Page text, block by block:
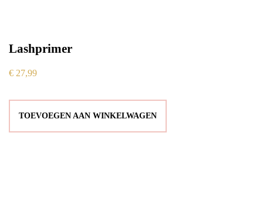
Lashprimer
€ 27,99
TOEVOEGEN AAN WINKELWAGEN